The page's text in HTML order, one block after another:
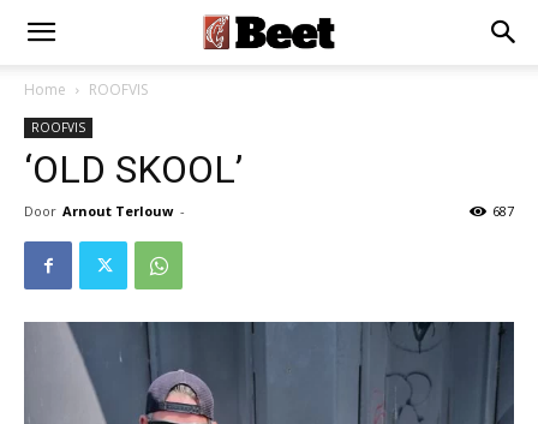
Home ROOFVIS
ROOFVIS
‘OLD SKOOL’
Door Arnout Terlouw - 687